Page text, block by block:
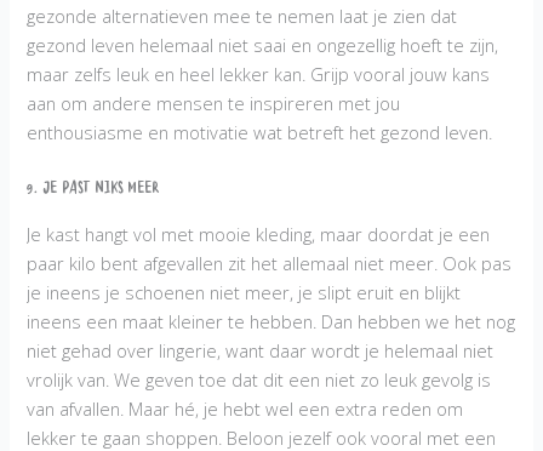
gezonde alternatieven mee te nemen laat je zien dat
gezond leven helemaal niet saai en ongezellig hoeft te zijn,
maar zelfs leuk en heel lekker kan. Grijp vooral jouw kans
aan om andere mensen te inspireren met jou
enthousiasme en motivatie wat betreft het gezond leven.
9. Je past niks meer
Je kast hangt vol met mooie kleding, maar doordat je een
paar kilo bent afgevallen zit het allemaal niet meer. Ook pas
je ineens je schoenen niet meer, je slipt eruit en blijkt
ineens een maat kleiner te hebben. Dan hebben we het nog
niet gehad over lingerie, want daar wordt je helemaal niet
vrolijk van. We geven toe dat dit een niet zo leuk gevolg is
van afvallen. Maar hé, je hebt wel een extra reden om
lekker te gaan shoppen. Beloon jezelf ook vooral met een